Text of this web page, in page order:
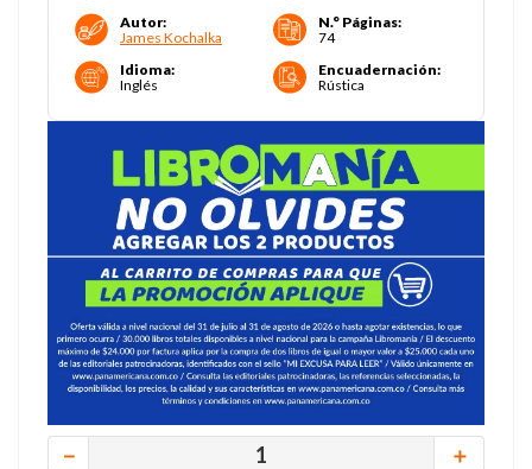
Autor:
James Kochalka
N.° Páginas:
74
Idioma:
Inglés
Encuadernación:
Rústica
＋
－